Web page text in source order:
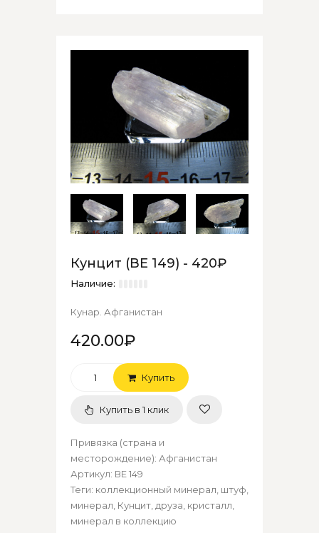
Кунцит (ВЕ 149) - 420₽
Наличие:
Кунар. Афганистан
420.00₽
Купить
Купить в 1 клик
Привязка (страна и
месторождение): Афганистан
Артикул: ВЕ 149
Теги: коллекционный минерал штуф
минерал Кунцит друза кристалл
минерал в коллекцию